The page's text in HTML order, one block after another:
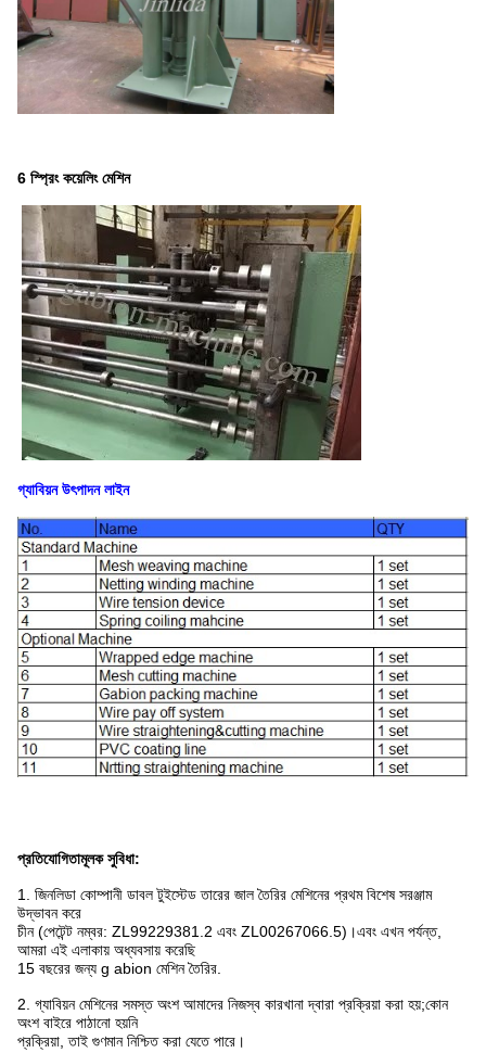
6 স্প্রিং কয়েলিং মেশিন
গ্যাবিয়ন উৎপাদন লাইন
প্রতিযোগিতামূলক সুবিধা:
1. জিনলিডা কোম্পানী ডাবল টুইস্টেড তারের জাল তৈরির মেশিনের প্রথম বিশেষ সরঞ্জাম
উদ্ভাবন করে
চীন (পেটেন্ট নম্বর: ZL99229381.2 এবং ZL00267066.5)।এবং এখন পর্যন্ত,
আমরা এই এলাকায় অধ্যবসায় করেছি
15 বছরের জন্য g abion মেশিন তৈরির.
2. গ্যাবিয়ন মেশিনের সমস্ত অংশ আমাদের নিজস্ব কারখানা দ্বারা প্রক্রিয়া করা হয়;কোন
অংশ বাইরে পাঠানো হয়নি
প্রক্রিয়া, তাই গুণমান নিশ্চিত করা যেতে পারে।